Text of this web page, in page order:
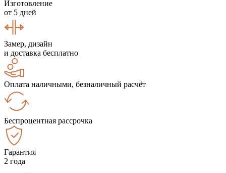
Изготовление
от 5 дней
Замер, дизайн
и доставка бесплатно
Оплата наличными, безналичный расчёт
Беспроцентная рассрочка
Гарантия
2 года